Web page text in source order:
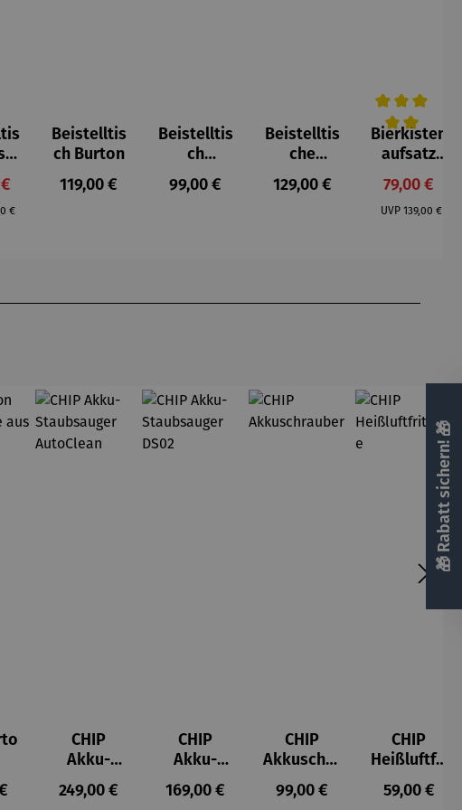
von 5 von 5 Sternen
Preis:
€
Beistelltis
ch Burton
Regulärer Preis:
119,00 €
Beistelltis
ch
Teakholz
rund –
Regulärer Preis:
99,00 €
Beistelltis
che
Teakholz –
Verwood
Regulärer Preis:
129,00 €
Bierkisten
aufsatz
Teak mit
Klappe
79,00 €
UVP Regulärer
139,00 €
Preis:
CHIP
Akku-
Staubsau
ger
Regulärer Preis:
249,00 €
CHIP
Akku-
Staubsau
ger DS02
Regulärer Preis:
169,00 €
CHIP
Akkuschra
uber
Regulärer Preis:
99,00 €
CHIP
Heißluftfri
tteuse
Regulärer
59,00 €
🎁 Rabatt sichern! 🎁